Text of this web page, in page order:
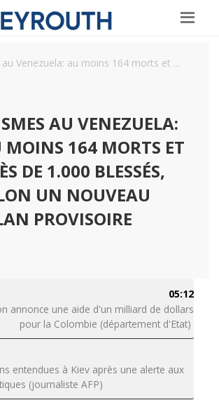
au Venezuela: au moins 164 morts et ...
AU VENEZUELA:
MOINS 164 MORTS ET
DE 1.000 BLESSÉS,
UN NOUVEAU
PROVISOIRE
05:12
annonce une aide d'un milliard de dollars
pour la Colombie (département d'Etat)
entendues à Kiev après une alerte aux
(journaliste AFP)